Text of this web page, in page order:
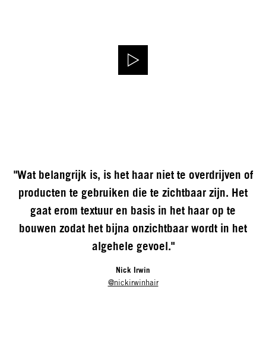
"Wat belangrijk is, is het haar niet te overdrijven of
producten te gebruiken die te zichtbaar zijn. Het
gaat erom textuur en basis in het haar op te
bouwen zodat het bijna onzichtbaar wordt in het
algehele gevoel."
Nick Irwin
@nickirwinhair